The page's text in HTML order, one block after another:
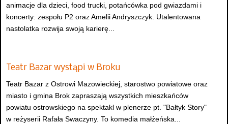
animacje dla dzieci, food trucki, potańcówka pod gwiazdami i
koncerty: zespołu P2 oraz Amelii Andryszczyk. Utalentowana
nastolatka rozwija swoją karierę...
Teatr Bazar wystąpi w Broku
Teatr Bazar z Ostrowi Mazowieckiej, starostwo powiatowe oraz
miasto i gmina Brok zapraszają wszystkich mieszkańców
powiatu ostrowskiego na spektakl w plenerze pt. "Bałtyk Story"
w reżyserii Rafała Swaczyny. To komedia małżeńska...